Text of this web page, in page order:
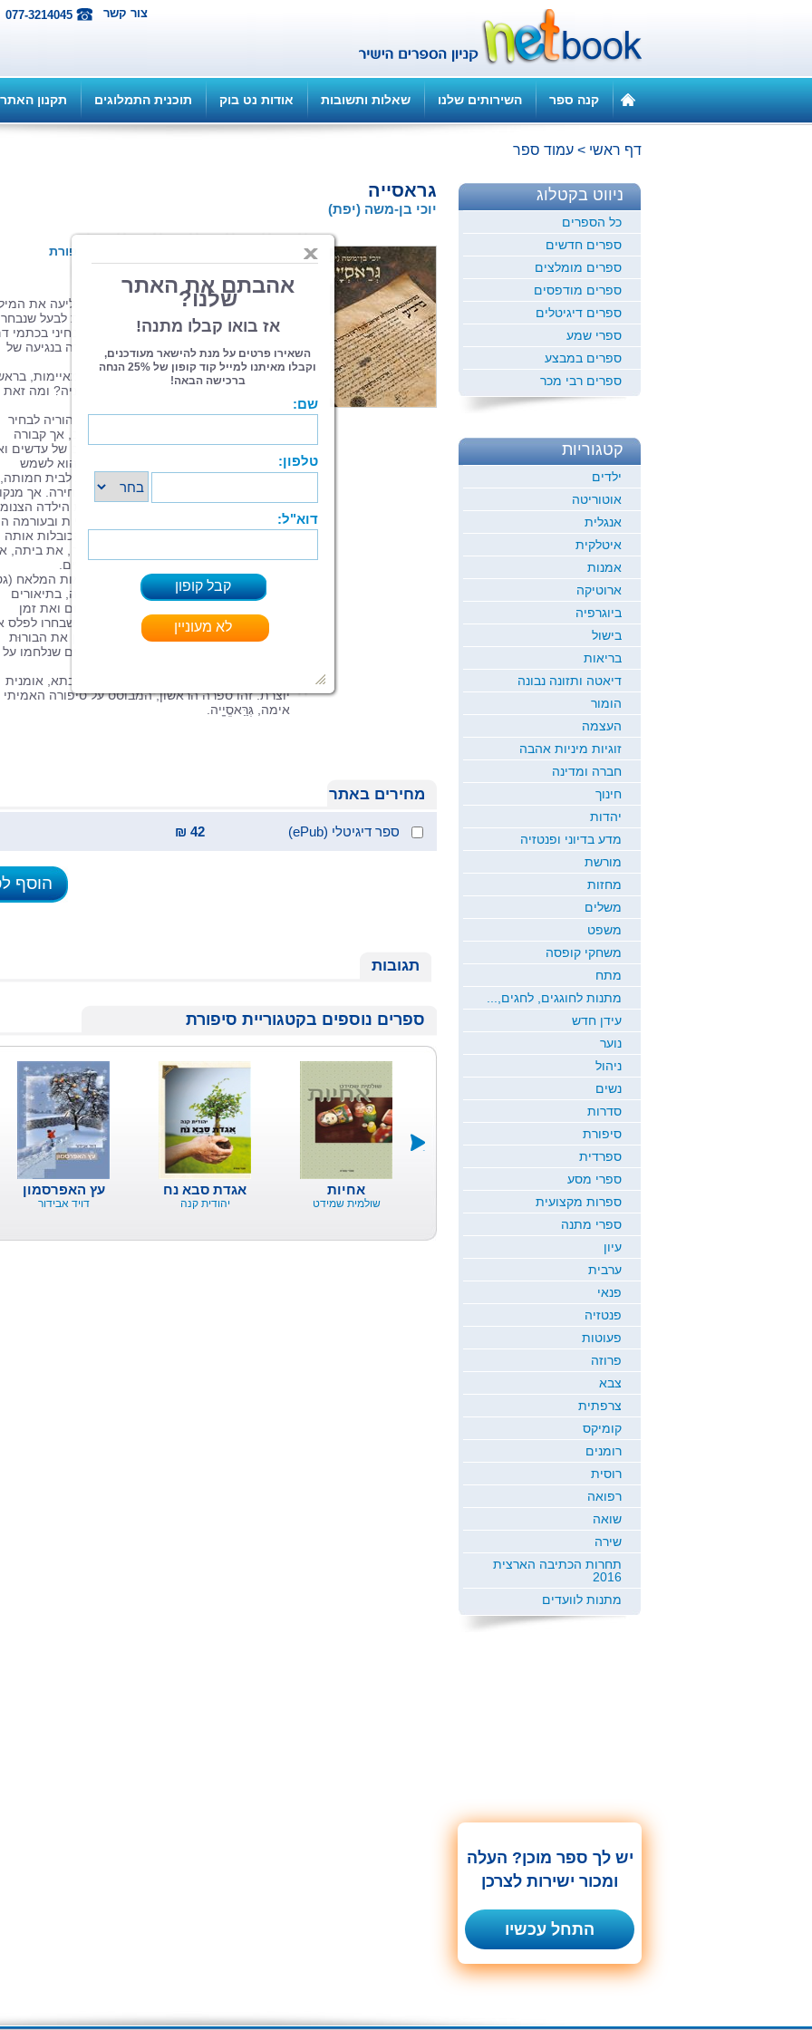
077-3214045 צור קשר
קנה ספר השירותים שלנו שאלות ותשובות אודות נט בוק תוכנית התמלוגים תקנון האתר
דף ראשי > עמוד ספר
גראסייה
יוכי בן-משה (יפת)
| תחום: סיפורת
"בחתונה הראשונה," אמרה לה אימהּ, מבליעה את
בעודה חובטת בבצק, "את מיועדת רשמית לבעל שנבחר
עבורך. החתונה השנייה תיערך לאחר שתבחיני בכתמי
ראשונים בתחתונים שלך. עד אז את אסורה בנגיעה של
החתן המיועד!"
דם, דם, דם, שעטו המילים האדומות, המאיימות,
של גְּרַַּאסְְיָָיה. כיצד יגיעו כתמי דם לתחתוניה? ומה זאת
בת תשע הייתה גְּרַַּאסְְיָָיה כשהשיאו אותה הוריה לבחיר
ליבם. ילדה החולמת ללמוד לקרוא ולכתוב, אך קבורה
במטבח המפויח של אימה, מאחורי הררים של עדשים
שעליה לברור; ילדה שכל תכליתה בעולם הוא לשמש
אחרים. כמטבע עובר לסוחר היא מועברת לבית חמותה,
שפחה חרופה ללא הגנה, זכות דיבור או בחירה. אך
הפתיחה העלובה שנתנו לה החיים בוראת הילדה
והמושתקת את עולמה. בחוכמה, ביצירתיות ובעורמה
מפלסת את דרכה בין המסורות הישנות הכובלות אותה
ופורצת את מנעוליהן. היא בונה את עצמה, את ביתה,
משפחתה ומעלה את בעלה לגבהים חדשים.
סיפורה של גְּרַַּאסְְיָָיה נמתח על רקע סמטאות המלאח
יהודי) של מרוקו של תחילת המאה שעברה, בתיאורים
מרהיבים המחיים את התרבות, את המקום ואת זמן
ההתרחשות. זהו סיפורו של דור של נשים שבחרו לפלס
דרכן החוצה מתוך המטבח, לקרוע מעליהן את הבורוּת
שנגזרה עליהן ולחלץ עצמן, סיפורן של נשים שנלחמו על
יוכי בן־משה (יפת), נשואה לגבי, אימא וסבתא, אומנית
יוצרת. זהו ספרה הראשון, המבוסס על סיפורה
אימה, גְּרַַּאסְְיָָיה.
מחירים באתר
ספר דיגיטלי (ePub) 42 ₪
הוסף
תגובות
ספרים נוספים בקטגוריית סיפורת
עץ האפרסמון
דויד אבידור
אגדת סבא נח
יהודית קנה
אחיות
שולמית שמידט
אמא ברחה
במדרגות
החיים
דני ריטמן
ניווט בקטלוג
כל הספרים
ספרים חדשים
ספרים מומלצים
ספרים מודפסים
ספרים דיגיטלים
ספרי שמע
ספרים במבצע
ספרים רבי מכר
קטגוריות
ילדים
אוטוריטה
אנגלית
איטלקית
אמנות
ארוטיקה
ביוגרפיה
בישול
בריאות
דיאטה ותזונה נבונה
הומור
העצמה
זוגיות מיניות אהבה
חברה ומדינה
חינוך
יהדות
מדע בדיוני ופנטזיה
מורשת
מחזות
משלים
משפט
משחקי קופסה
מתח
מתנות לחוגגים, לחגים,...
עידן חדש
נוער
ניהול
נשים
סדרות
סיפורת
ספרדית
ספרי מסע
ספרות מקצועית
ספרי מתנה
עיון
ערבית
פנאי
פנטזיה
פעוטות
פרוזה
צבא
צרפתית
קומיקס
רומנים
רוסית
רפואה
שואה
שירה
תחרות הכתיבה הארצית
2016
מתנות לוועדים
יש לך ספר מוכן? העלה
ומכור ישירות לצרכן
התחל עכשיו